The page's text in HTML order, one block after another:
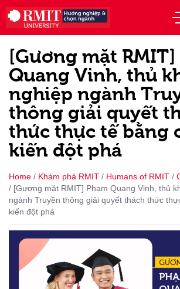
[Gương mặt RMIT]
Quang Vinh, thủ
nghiệp ngành
thông giải quyết
thức thực tế bằng
kiến đột phá
Home / Khám phá RMIT / Humans of RMIT /
/ [Gương mặt RMIT] Phạm Quang Vinh, thủ
ngành Truyền thông giải quyết thách thức
kiến đột phá